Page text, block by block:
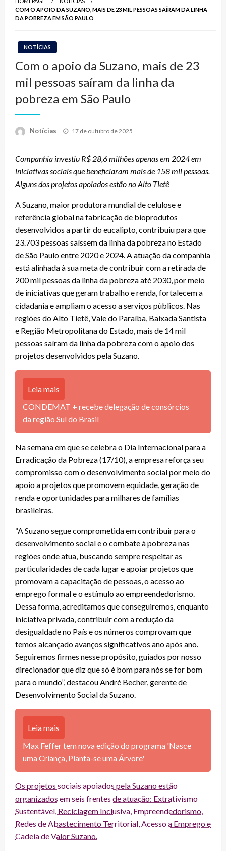
COM O APOIO DA SUZANO, MAIS DE 23 MIL PESSOAS SAÍRAM DA LINHA
DA POBREZA EM SÃO PAULO
NOTÍCIAS
Com o apoio da Suzano, mais de 23
mil pessoas saíram da linha da
pobreza em São Paulo
Notícias
Posted
17 de outubro de 2025
Companhia investiu R$ 28,6 milhões apenas em 2024 em
iniciativas sociais que beneficiaram mais de 158 mil pessoas.
Alguns dos projetos apoiados estão no Alto Tietê
A Suzano, maior produtora mundial de celulose e
referência global na fabricação de bioprodutos
desenvolvidos a partir do eucalipto, contribuiu para que
23.703 pessoas saíssem da linha da pobreza no Estado
de São Paulo entre 2020 e 2024. A atuação da companhia
está alinhada à sua meta de contribuir com a retirada de
200 mil pessoas da linha da pobreza até 2030, por meio
de iniciativas que geram trabalho e renda, fortalecem a
cidadania e ampliam o acesso a serviços públicos. Nas
regiões do Alto Tietê, Vale do Paraíba, Baixada Santista
e Região Metropolitana do Estado, mais de 14 mil
pessoas saíram da linha da pobreza com o apoio dos
projetos desenvolvidos pela Suzano.
Leia mais
CONDEMAT + recebe delegação de consórcios
da região Sul do Brasil
Na semana em que se celebra o Dia Internacional para a
Erradicação da Pobreza (17/10), a empresa reforça seu
compromisso com o desenvolvimento social por meio do
apoio a projetos que promovem equidade, geração de
renda e oportunidades para milhares de famílias
brasileiras.
“A Suzano segue comprometida em contribuir para o
desenvolvimento social e o combate à pobreza nas
regiões onde atua, buscando sempre respeitar as
particularidades de cada lugar e apoiar projetos que
promovam a capacitação de pessoas, o acesso ao
emprego formal e o estímulo ao empreendedorismo.
Dessa forma, acreditamos que conseguiremos, enquanto
iniciativa privada, contribuir com a redução da
desigualdade no País e os números comprovam que
temos alcançado avanços significativos ano após ano.
Seguiremos firmes nesse propósito, guiados por nosso
direcionador que diz que só é bom para nós se for bom
para o mundo”, destacou André Becher, gerente de
Desenvolvimento Social da Suzano.
Leia mais
Max Feffer tem nova edição do programa 'Nasce
uma Criança, Planta-se uma Árvore'
Os projetos sociais apoiados pela Suzano estão
organizados em seis frentes de atuação: Extrativismo
Sustentável, Reciclagem Inclusiva, Empreendedorismo,
Redes de Abastecimento Territorial, Acesso a Emprego e
Cadeia de Valor Suzano.